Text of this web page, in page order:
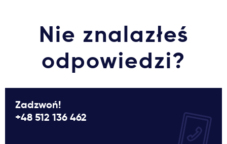
Usługi
Dlaczego Kastu?
Nie znalazłeś
odpowiedzi?
Zadzwoń!
+48 512 136 462